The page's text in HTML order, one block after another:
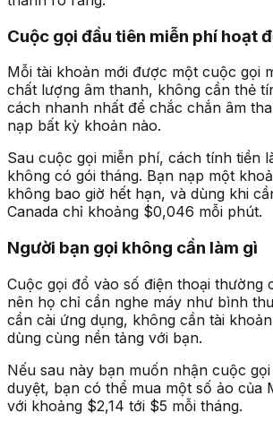
Cuộc gọi đầu tiên miễn phí hoạt
Mỗi tài khoản mới được một cuộc gọi
chất lượng âm thanh, không cần thẻ
cách nhanh nhất để chắc chắn âm
nạp bất kỳ khoản nào.
Sau cuộc gọi miễn phí, cách tính tiền
không có gói tháng. Bạn nạp một
không bao giờ hết hạn, và dùng khi
Canada chỉ khoảng $0,046 mỗi phút.
Người bạn gọi không cần làm gì
Cuộc gọi đổ vào số điện thoại thường
nên họ chỉ cần nghe máy như bình
cần cài ứng dụng, không cần tài
dùng cùng nền tảng với bạn.
Nếu sau này bạn muốn nhận cuộc
duyệt, bạn có thể mua một số ảo của
với khoảng $2,14 tới $5 mỗi tháng.